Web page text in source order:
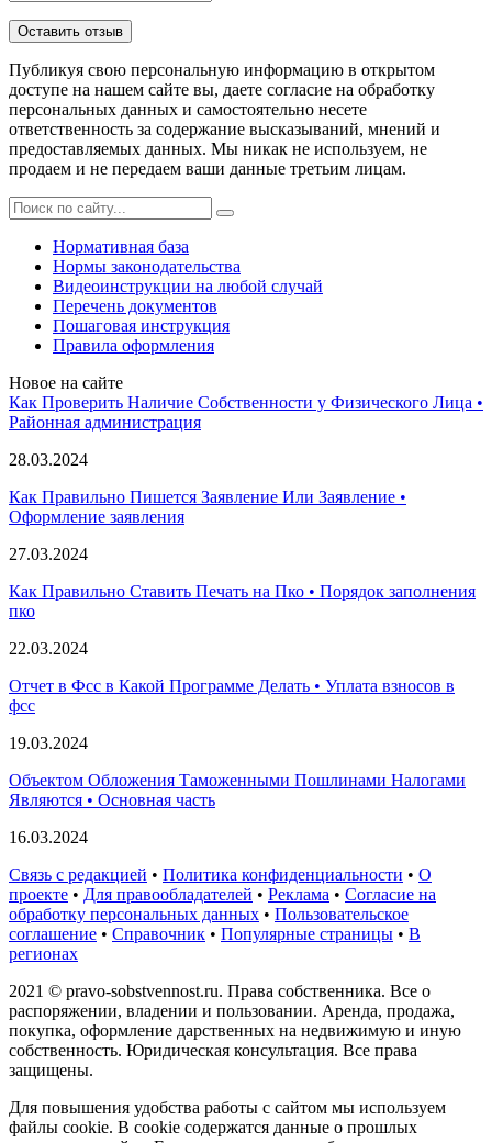
Публикуя свою персональную информацию в открытом
доступе на нашем сайте вы, даете согласие на обработку
персональных данных и самостоятельно несете
ответственность за содержание высказываний, мнений и
предоставляемых данных. Мы никак не используем, не
продаем и не передаем ваши данные третьим лицам.
Нормативная база
Нормы законодательства
Видеоинструкции на любой случай
Перечень документов
Пошаговая инструкция
Правила оформления
Новое на сайте
Как Проверить Наличие Собственности у Физического Лица •
Paйoннaя aдминиcтpaция
28.03.2024
Как Правильно Пишется Заявление Или Заявление •
Оформление заявления
27.03.2024
Как Правильно Ставить Печать на Пко • Порядок заполнения
пко
22.03.2024
Отчет в Фсс в Какой Программе Делать • Уплата взносов в
фсс
19.03.2024
Объектом Обложения Таможенными Пошлинами Налогами
Являются • Основная часть
16.03.2024
Связь с редакцией • Политика конфиденциальности • О
проекте • Для правообладателей • Реклама • Согласие на
обработку персональных данных • Пользовательское
соглашение • Справочник • Популярные страницы • В
регионах
2021 © pravo-sobstvennost.ru. Права собственника. Все о
распоряжении, владении и пользовании. Аренда, продажа,
покупка, оформление дарственных на недвижимую и иную
собственность. Юридическая консультация. Все права
защищены.
Для повышения удобства работы с сайтом мы используем
файлы cookie. В cookie содержатся данные о прошлых